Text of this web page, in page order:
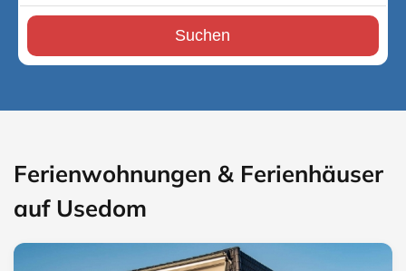
Suchen
Ferienwohnungen & Ferienhäuser
auf Usedom